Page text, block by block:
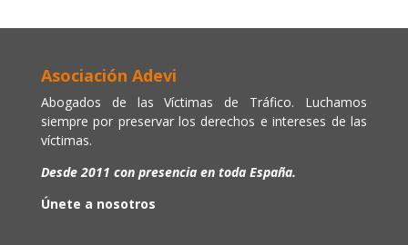
Asociación Adevi
Abogados de las Víctimas de Tráfico. Luchamos
siempre por preservar los derechos e intereses de las
víctimas.
Desde 2011 con presencia en toda España.
Únete a nosotros